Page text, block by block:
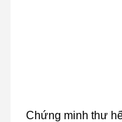
Chứng minh thư